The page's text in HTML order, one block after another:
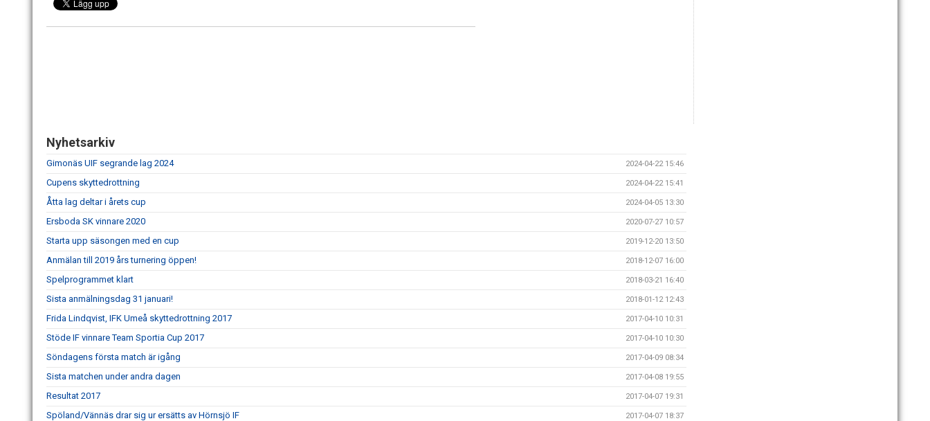
Nyhetsarkiv
Gimonäs UIF segrande lag 2024 2024-04-22 15:46
Cupens skyttedrottning 2024-04-22 15:41
Åtta lag deltar i årets cup 2024-04-05 13:30
Ersboda SK vinnare 2020 2020-07-27 10:57
Starta upp säsongen med en cup 2019-12-20 13:50
Anmälan till 2019 års turnering öppen! 2018-12-07 16:00
Spelprogrammet klart 2018-03-21 16:40
Sista anmälningsdag 31 januari! 2018-01-12 12:43
Frida Lindqvist, IFK Umeå skyttedrottning 2017 2017-04-10 10:31
Stöde IF vinnare Team Sportia Cup 2017 2017-04-10 10:30
Söndagens första match är igång 2017-04-09 08:34
Sista matchen under andra dagen 2017-04-08 19:55
Resultat 2017 2017-04-07 19:31
Spöland/Vännäs drar sig ur ersätts av Hörnsjö IF 2017-04-07 18:37